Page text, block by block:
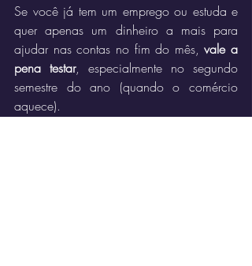
Se você já tem um emprego ou estuda e
quer apenas um dinheiro a mais para
ajudar nas contas no fim do mês, vale a
pena testar, especialmente no segundo
semestre do ano (quando o comércio
aquece).